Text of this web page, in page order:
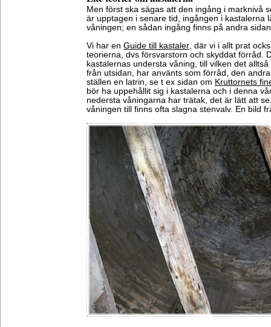
Men först ska sägas att den ingång i marknivå
är upptagen i senare tid, ingången i kastalerna
våningen; en sådan ingång finns på andra
Vi har en Guide till kastaler, där vi i allt prat
teorierna, dvs försvarstorn och skyddat förråd.
kastalernas understa våning, till vilken det
från utsidan, har använts som förråd, den
ställen en latrin, se t ex sidan om Kruttornets
bör ha uppehållit sig i kastalerna och i denna
nedersta våningarna har trätak, det är lätt att
våningen till finns ofta slagna stenvalv. En bild